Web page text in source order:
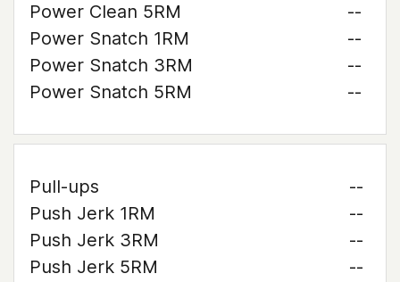
Power Clean 5RM
--
Power Snatch 1RM
--
Power Snatch 3RM
--
Power Snatch 5RM
--
Pull-ups
--
Push Jerk 1RM
--
Push Jerk 3RM
--
Push Jerk 5RM
--